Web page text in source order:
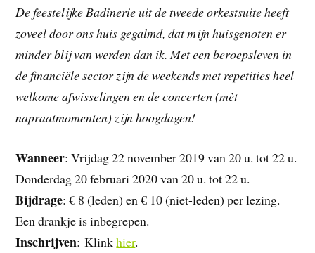
De feestelijke Badinerie uit de tweede orkestsuite heeft
zoveel door ons huis gegalmd, dat mijn huisgenoten er
minder blij van werden dan ik. Met een beroepsleven in
de financiële sector zijn de weekends met repetities heel
welkome afwisselingen en de concerten (mèt
napraatmomenten) zijn hoogdagen!
Wanneer: Vrijdag 22 november 2019 van 20 u. tot 22 u.
Donderdag 20 februari 2020 van 20 u. tot 22 u.
Bijdrage: € 8 (leden) en € 10 (niet-leden) per lezing.
Een drankje is inbegrepen.
Inschrijven: Klinkhier.